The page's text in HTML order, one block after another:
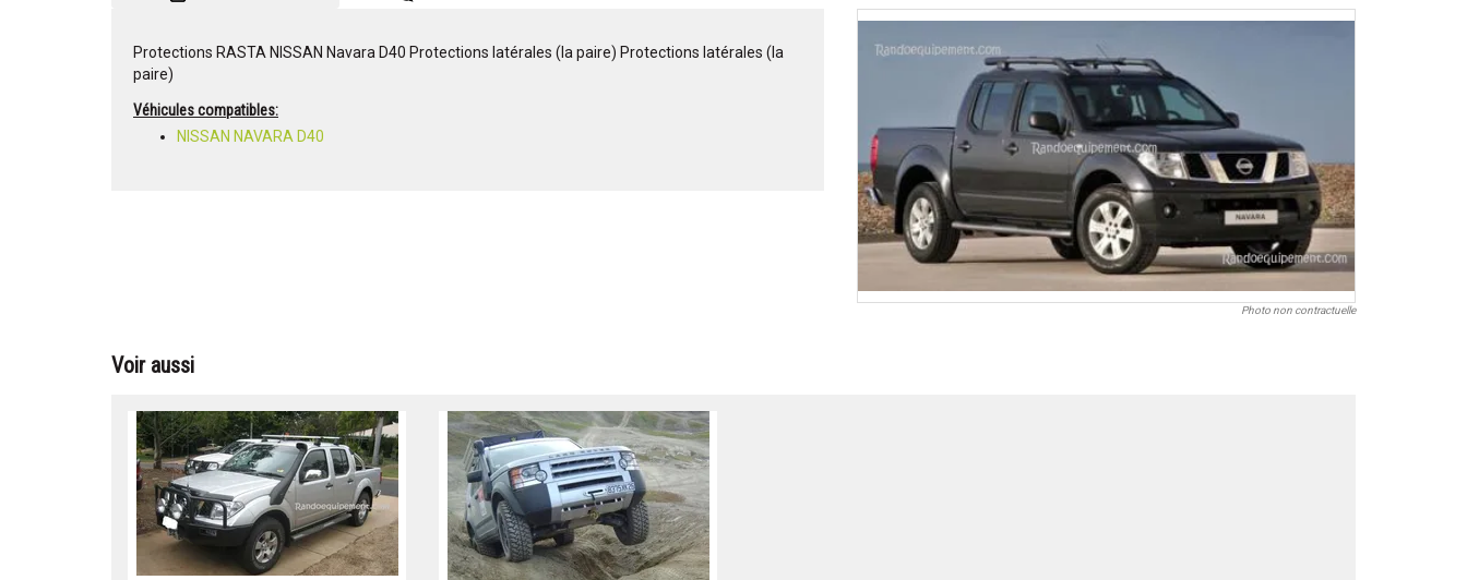
Protections RASTA NISSAN Navara D40 Protections latérales (la paire) Protections latérales (la
paire)
Véhicules compatibles:
NISSAN NAVARA D40
Photo non contractuelle
Voir aussi